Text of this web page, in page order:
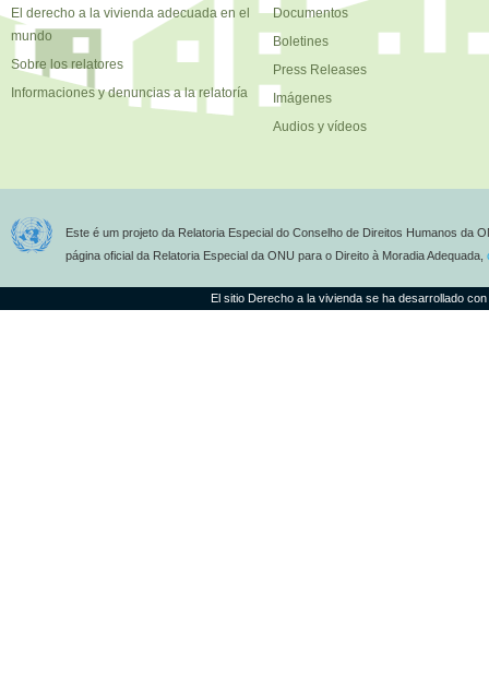
El derecho a la vivienda adecuada en el
mundo
Sobre los relatores
Informaciones y denuncias a la relatoría
Documentos
Boletines
Press Releases
Imágenes
Audios y vídeos
Este é um projeto da Relatoria Especial do Conselho de Direitos Humanos da
página oficial da Relatoria Especial da ONU para o Direito à Moradia Adequada,
El sitio Derecho a la vivienda se ha desarrollado